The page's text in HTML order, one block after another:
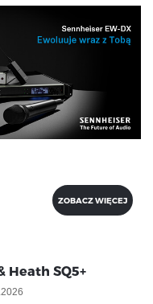
ZOBACZ WIĘCEJ
Heath SQ5+